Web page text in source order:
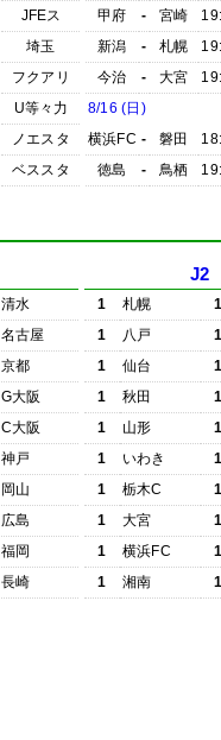
JFEス
埼玉
フクアリ
U等々力
ノエスタ
ベススタ
甲府
- 宮崎
新潟
- 札幌
今治
- 大宮
8/16 (日)
横浜FC - 磐田
徳島
- 鳥栖
清水
名古屋
京都
G大阪
C大阪
神戸
岡山
広島
福岡
長崎
J2
1 札幌
1
八戸
1
仙台
1
秋田
1
山形
1
いわき
1
栃木C
1
大宮
1
横浜FC
1
湘南